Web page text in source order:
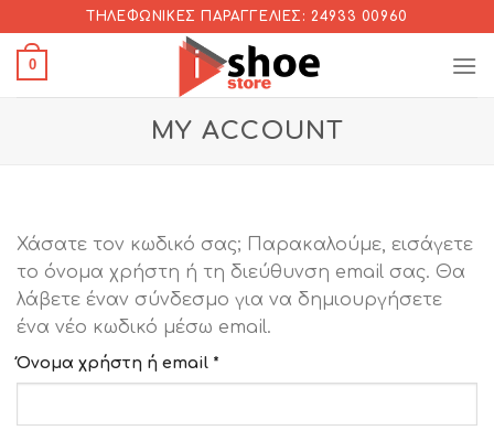
to
content
ΤΗΛΕΦΩΝΙΚΈΣ ΠΑΡΑΓΓΕΛΊΕΣ: 24933 00960
0
MY ACCOUNT
Χάσατε τον κωδικό σας; Παρακαλούμε, εισάγετε
το όνομα χρήστη ή τη διεύθυνση email σας. Θα
λάβετε έναν σύνδεσμο για να δημιουργήσετε
ένα νέο κωδικό μέσω email.
Όνομα χρήστη ή email *